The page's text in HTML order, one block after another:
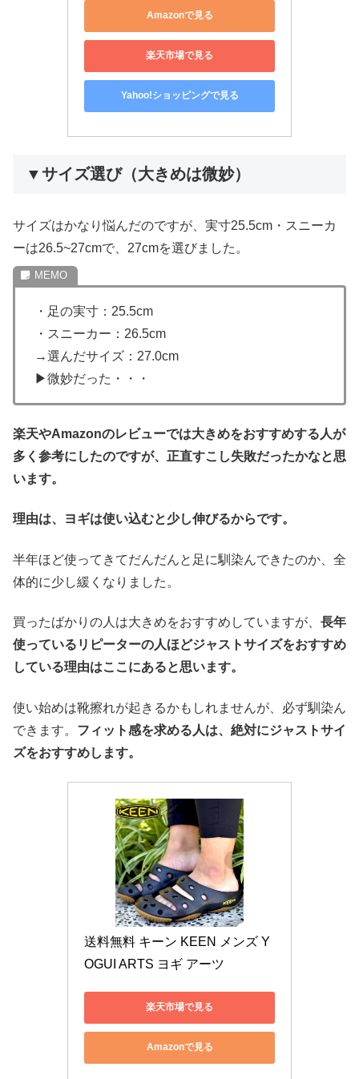
Amazonで見る
楽天市場で見る
Yahoo!ショッピングで見る
▼サイズ選び（大きめは微妙）
サイズはかなり悩んだのですが、実寸25.5cm・スニーカ
ーは26.5~27cmで、27cmを選びました。
・足の実寸：25.5cm
・スニーカー：26.5cm
→選んだサイズ：27.0cm
▶︎微妙だった・・・
楽天やAmazonのレビューでは大きめをおすすめする人が
多く参考にしたのですが、正直すこし失敗だったかなと思
います。
理由は、ヨギは使い込むと少し伸びるからです。
半年ほど使ってきてだんだんと足に馴染んできたのか、全
体的に少し緩くなりました。
買ったばかりの人は大きめをおすすめしていますが、 長年
使っているリピーターの人ほどジャストサイズをおすすめ
している理由はここにあると思います。
使い始めは靴擦れが起きるかもしれませんが、必ず馴染ん
できます。 フィット感を求める人は、絶対にジャストサイ
ズをおすすめします。
送料無料 キーン KEEN メンズ Y
OGUI ARTS ヨギ アーツ
楽天市場で見る
Amazonで見る